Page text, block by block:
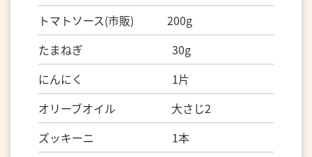
トマトソース(市販) 200g
たまねぎ 30g
にんにく 1片
オリーブオイル 大さじ2
ズッキーニ 1本